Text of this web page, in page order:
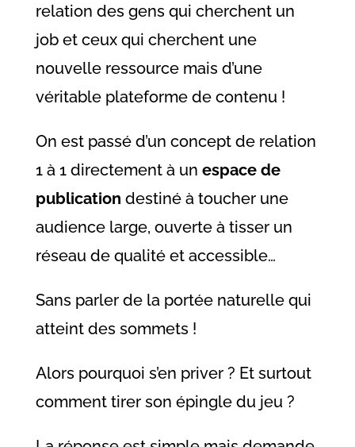
relation des gens qui cherchent un
job et ceux qui cherchent une
nouvelle ressource mais d’une
véritable plateforme de contenu !
On est passé d’un concept de relation
1 à 1 directement à un espace de
publication destiné à toucher une
audience large, ouverte à tisser un
réseau de qualité et accessible…
Sans parler de la portée naturelle qui
atteint des sommets !
Alors pourquoi s’en priver ? Et surtout
comment tirer son épingle du jeu ?